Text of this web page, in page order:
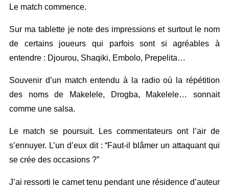
Le match commence.
Sur ma tablette je note des impressions et surtout le nom
de certains joueurs qui parfois sont si agréables à
entendre : Djourou, Shaqiki, Embolo, Prepelita…
Souvenir d’un match entendu à la radio où la répétition
des noms de Makelele, Drogba, Makelele… sonnait
comme une salsa.
Le match se poursuit. Les commentateurs ont l’air de
s’ennuyer. L’un d’eux dit : “Faut-il blâmer un attaquant qui
se crée des occasions ?”
J’ai ressorti le carnet tenu pendant une résidence d’auteur